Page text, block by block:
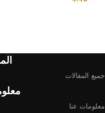
جميع المقالات
معلومات عنا